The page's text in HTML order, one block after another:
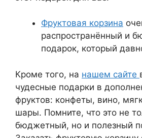
Фруктовая корзина
распространённый и
подарок, который
Кроме того, на нашем сайте
чудесные подарки в
фруктов: конфеты, вино,
шары. Помните, что это не
бюджетный, но и полезный